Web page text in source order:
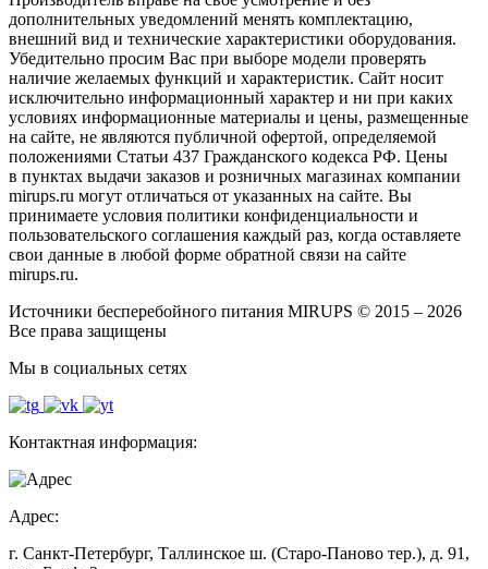
дополнительных уведомлений менять комплектацию,
внешний вид и технические характеристики оборудования.
Убедительно просим Вас при выборе модели проверять
наличие желаемых функций и характеристик. Сайт носит
исключительно информационный характер и ни при каких
условиях информационные материалы и цены, размещенные
на сайте, не являются публичной офертой, определяемой
положениями Статьи 437 Гражданского кодекса РФ. Цены
в пунктах выдачи заказов и розничных магазинах компании
mirups.ru могут отличаться от указанных на сайте. Вы
принимаете условия политики конфиденциальности и
пользовательского соглашения каждый раз, когда оставляете
свои данные в любой форме обратной связи на сайте
mirups.ru.
Источники бесперебойного питания MIRUPS © 2015 – 2026
Все права защищены
Мы в социальных сетях
Контактная информация:
Адрес:
г. Санкт-Петербург, Таллинское ш. (Старо-Паново тер.), д. 91,